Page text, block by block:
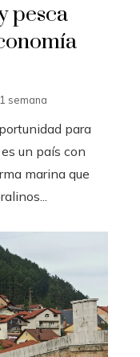
pesca
semana
para
un país con
marina que